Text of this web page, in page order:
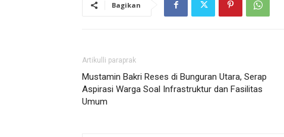
Bagikan
Artikulli paraprak
Mustamin Bakri Reses di Bunguran Utara, Serap
Aspirasi Warga Soal Infrastruktur dan Fasilitas
Umum